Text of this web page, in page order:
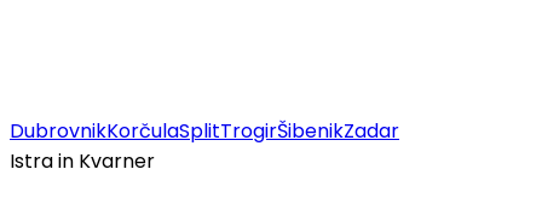
DubrovnikKorčulaSplitTrogirŠibenikZadar
Istra in Kvarner